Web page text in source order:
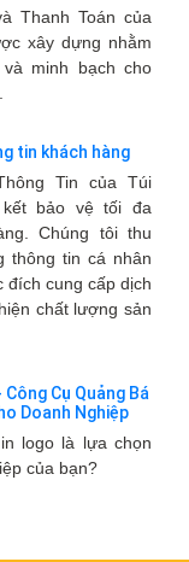
Thanh Toán của
xây dựng nhằm
minh bạch cho
tin khách hàng
Tin của Túi
kết bảo vệ tối đa
Chúng tôi thu
thông tin cá nhân
đích cung cấp dịch
chất lượng sản
Cụ Quảng Bá
Doanh Nghiệp
logo là lựa chọn
của bạn?